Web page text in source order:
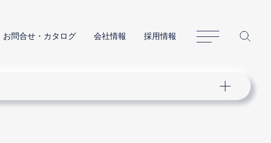
お問合せ・カタログ 会社情報 採用情報
サイトマップ